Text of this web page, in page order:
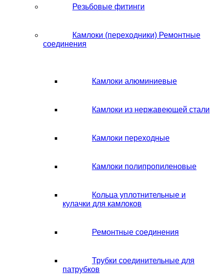
Резьбовые фитинги
Камлоки (переходники) Ремонтные
соединения
Камлоки алюминиевые
Камлоки из нержавеющей стали
Камлоки переходные
Камлоки полипропиленовые
Кольца уплотнительные и
кулачки для камлоков
Ремонтные соединения
Трубки соединительные для
патрубков